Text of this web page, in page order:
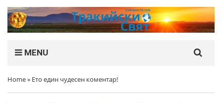
MENU
Home» Ето един чудесен коментар!